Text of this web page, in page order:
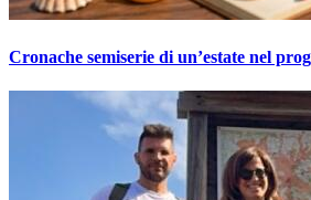
Cronache semiserie di un’estate nel